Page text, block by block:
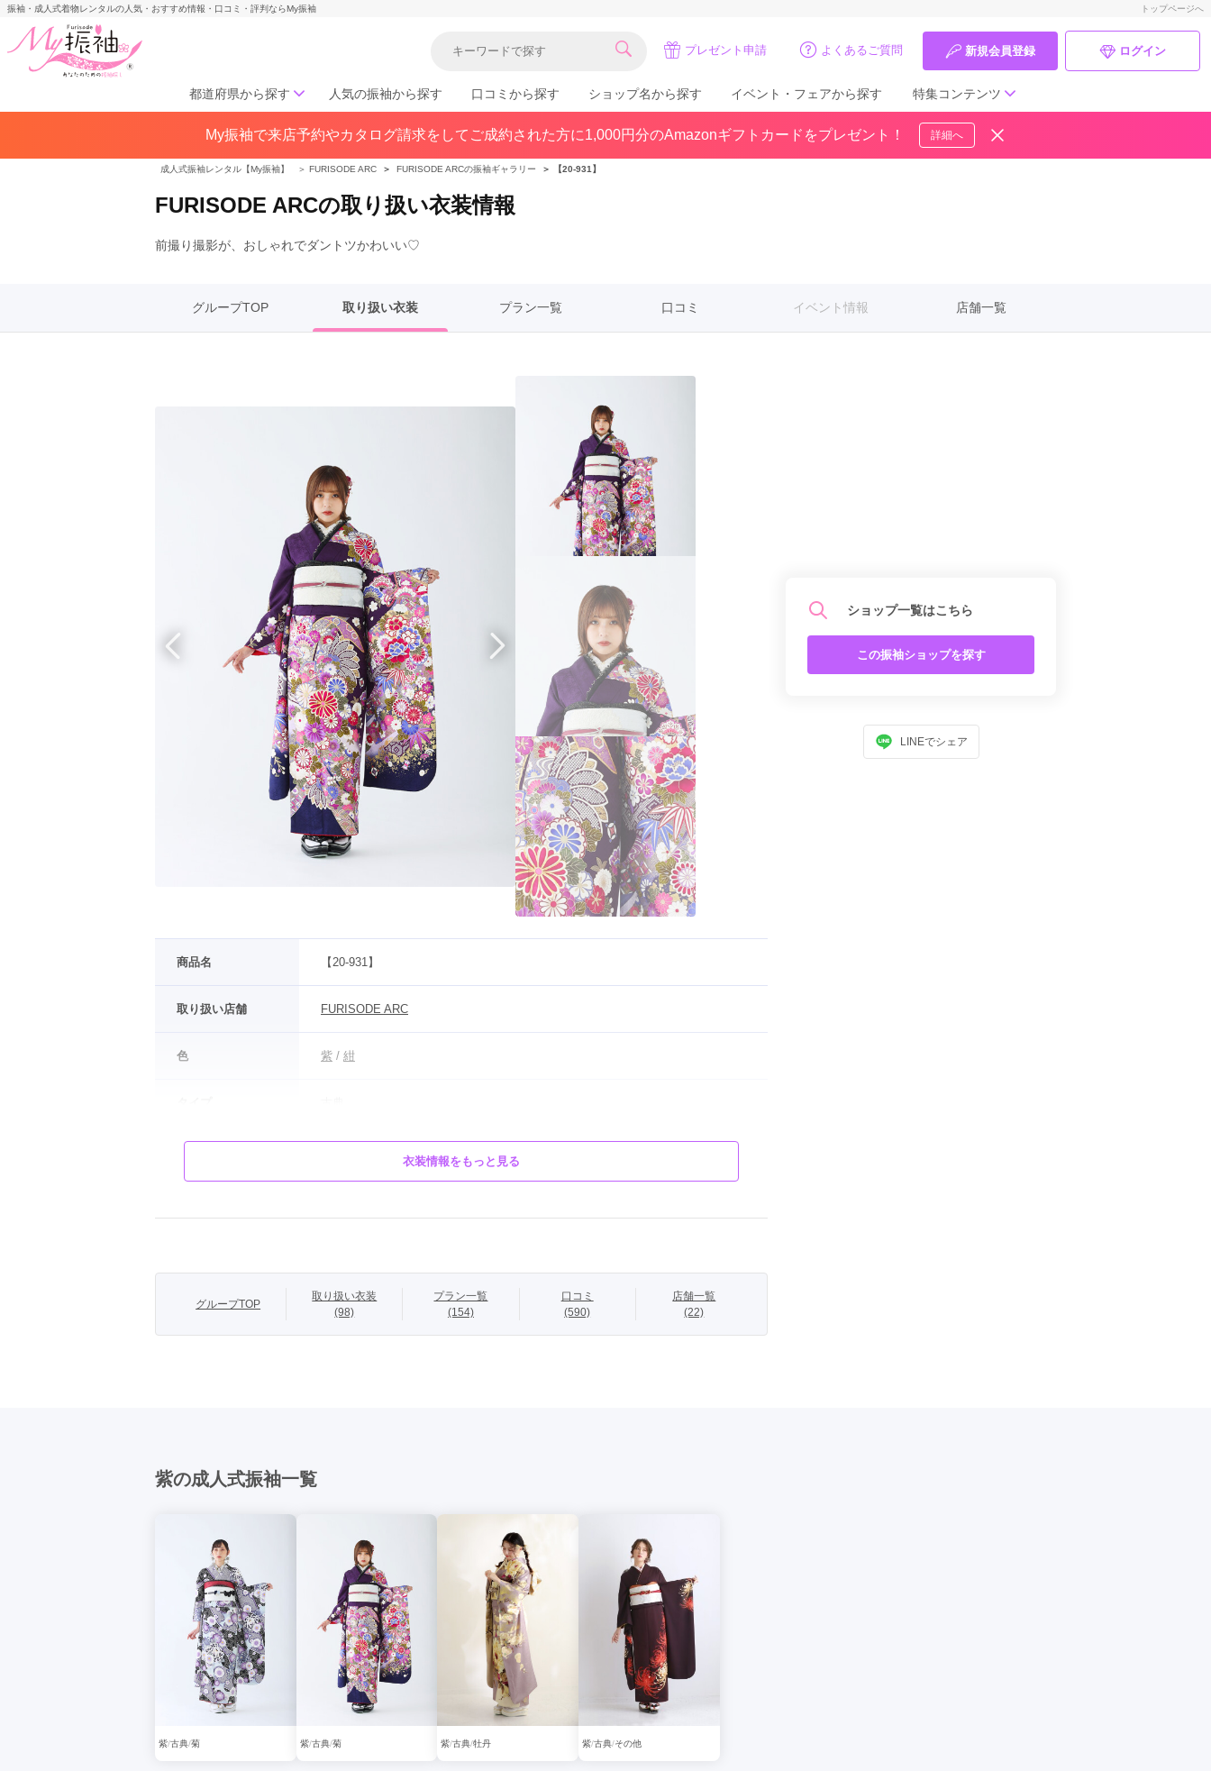
振袖・成人式着物レンタルの人気・おすすめ情報・口コミ・評判ならMy振袖 トップページへ
プレゼント申請 よくあるご質問 新規会員登録 ログイン
都道府県から探す
北海道／東北
北海道(141) 青森県(41)
岩手県(30)
福島県(60)
関東
東京都(383)
千葉県(183)
茨城県(93)
岐阜県(85)
三重県(76)
長野県(80)
新潟県(65)
兵庫県(195)
広島県(87) 岡山県(69)
山口県(60)
徳島県(23) 熊本県(67)
大分県(36)
宮崎県(41)
人気の振袖から探す 口コミから探す ショップ名から探す イベント・フェアから探す 特集コンテンツ
振袖ブランド特集
My振袖で来店予約やカタログ請求をしてご成約された方に1,000円分のAmazonギフトカードをプレゼント！ 詳細へ
成人式振袖レンタル【My振袖】 ＞ FURISODE ARC ＞ FURISODE ARCの振袖ギャラリー ＞ 【20-931】
FURISODE ARCの取り扱い衣装情報
前撮り撮影が、おしゃれでダントツかわいい♡
グループTOP 取り扱い衣装 プラン一覧 口コミ イベント情報 店舗一覧
商品名 【20-931】
取り扱い店舗 FURISODE ARC
色 紫 / 紺
衣装情報をもっと見る
グループTOP
取り扱い衣装
(98)
プラン一覧
(154)
口コミ
(590)
店舗一覧
(22)
ショップ一覧はこちら
この振袖ショップを探す
LINEでシェア
紫の成人式振袖一覧
紫 古典 菊 紫 古典 菊 紫 古典 牡丹 紫 古典 その他